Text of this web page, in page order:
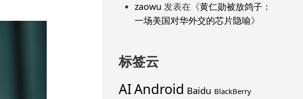
zaowu 发表在《黄仁勋被放鸽子：
一场美国对华外交的芯片隐喻》
标签云
AIAndroid Baidu BlackBerry